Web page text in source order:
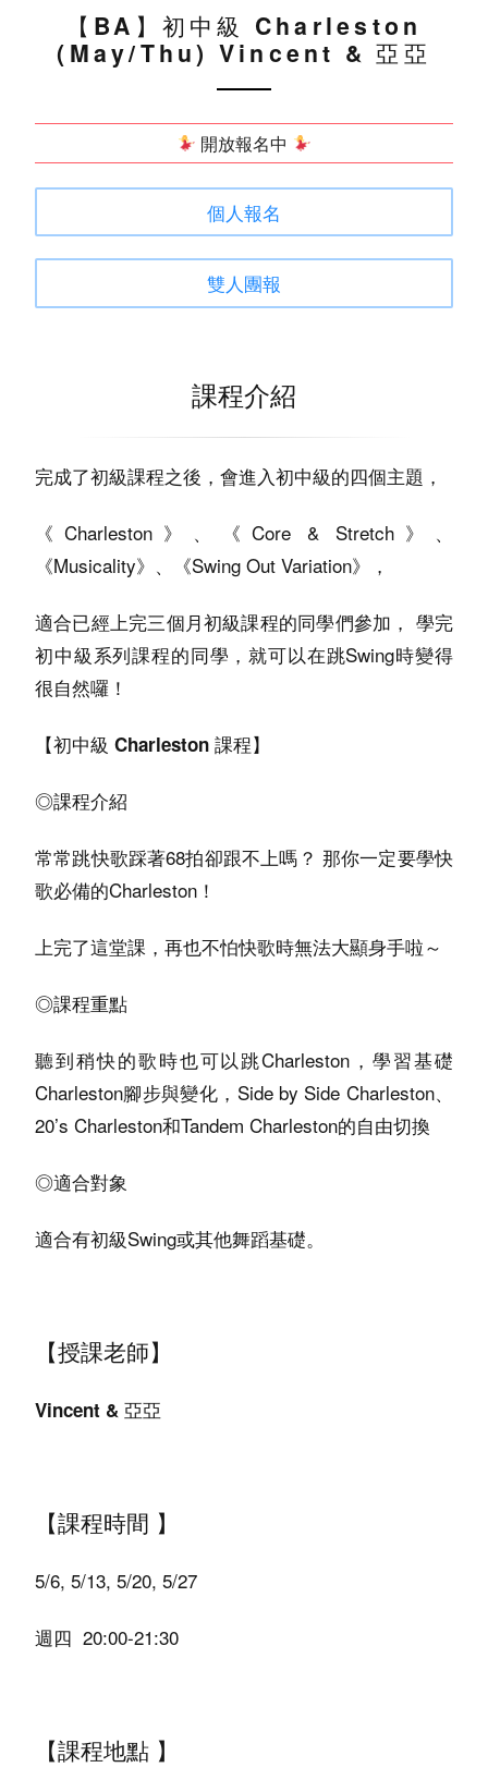
【BA】初中級 Charleston
(May/Thu) Vincent & 亞亞
開放報名中
個人報名
雙人團報
課程介紹
完成了初級課程之後，會進入初中級的四個主題，
《Charleston》、《Core & Stretch》、
《Musicality》、《Swing Out Variation》，
適合已經上完三個月初級課程的同學們參加， 學完
初中級系列課程的同學，就可以在跳Swing時變得
很自然囉！
【初中級 Charleston 課程】
◎課程介紹
常常跳快歌踩著68拍卻跟不上嗎？ 那你一定要學快
歌必備的Charleston！
上完了這堂課，再也不怕快歌時無法大顯身手啦～
◎課程重點
聽到稍快的歌時也可以跳Charleston，學習基礎
Charleston腳步與變化，Side by Side Charleston、
20’s Charleston和Tandem Charleston的自由切換
◎適合對象
適合有初級Swing或其他舞蹈基礎。
【授課老師】
Vincent & 亞亞
【課程時間 】
5/6, 5/13, 5/20, 5/27
週四 20:00-21:30
【課程地點 】